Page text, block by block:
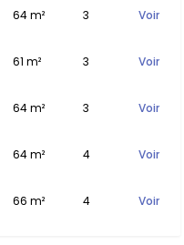
64 m² 3 Voir
61 m² 3 Voir
64 m² 3 Voir
64 m² 4 Voir
66 m² 4 Voir